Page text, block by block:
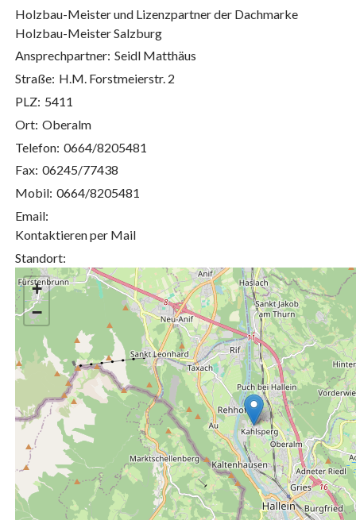
Holzbau-Meister und Lizenzpartner der Dachmarke
Holzbau-Meister Salzburg
Ansprechpartner: Seidl Matthäus
Straße: H.M. Forstmeierstr. 2
PLZ: 5411
Ort: Oberalm
Telefon: 0664/8205481
Fax: 06245/77438
Mobil: 0664/8205481
Email:
Kontaktieren per Mail
Standort:
+
−